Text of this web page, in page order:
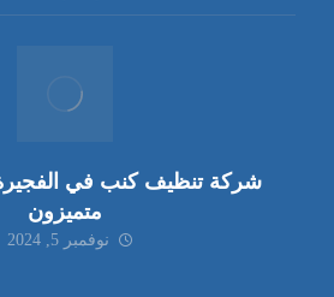
متميزون
نوفمبر 5, 2024